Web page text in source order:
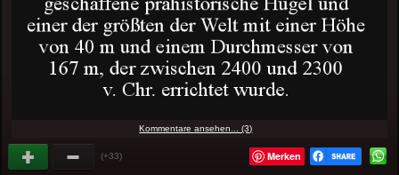
Kommentare ansehen... (3)
(+33) Merken